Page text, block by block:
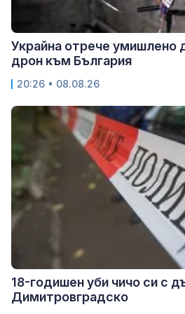
Украйна отрече умишлено
дрон към България
20:26 • 08.08.26
18-годишен уби чичо си с
Димитровградско